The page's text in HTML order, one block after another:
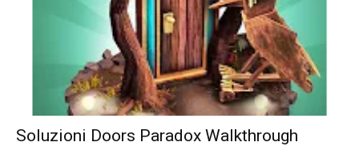
Soluzioni Doors Paradox Walkthrough